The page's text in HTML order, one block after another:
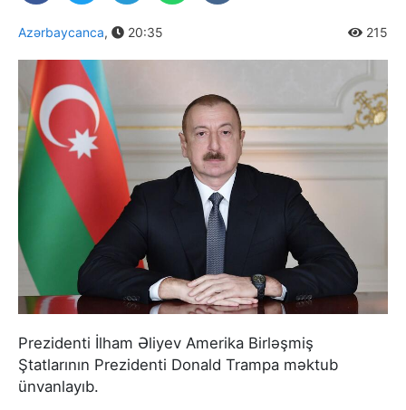
Azərbaycanca, 20:35 215
Prezidenti İlham Əliyev Amerika Birləşmiş
Ştatlarının Prezidenti Donald Trampa məktub
ünvanlayıb.